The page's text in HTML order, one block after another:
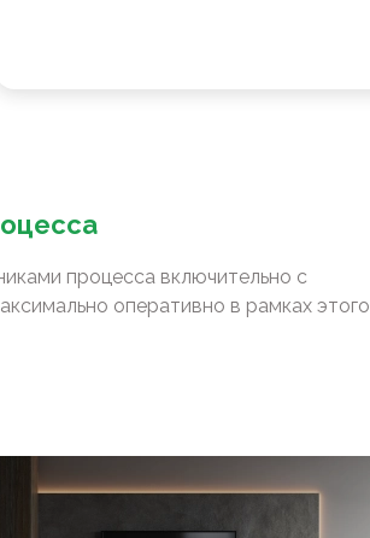
процесса включительно с
оперативно в рамках этого